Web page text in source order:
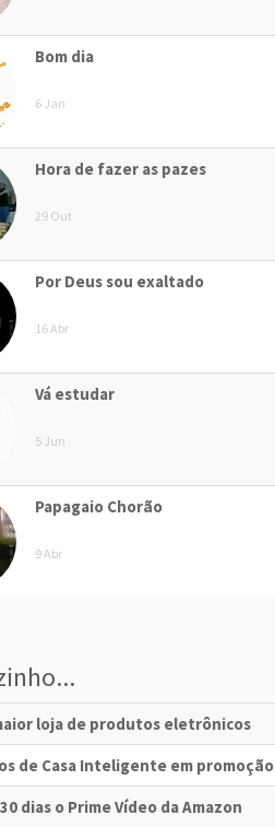
Bom dia
6 Jan
Hora de fazer as pazes
29 Out
Por Deus sou exaltado
16 Abr
Vá estudar
5 Jun
Papagaio Chorão
9 Abr
loja de produtos eletrônicos
de Casa Inteligente em promoção
dias o Prime Vídeo da Amazon